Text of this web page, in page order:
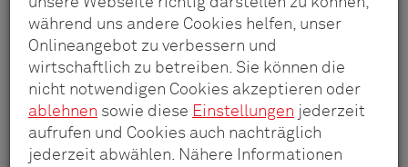
während uns andere Cookies helfen, unser
Onlineangebot zu verbessern und
wirtschaftlich zu betreiben. Sie können die
nicht notwendigen Cookies akzeptieren oder
ablehnen sowie diese Einstellungen jederzeit
aufrufen und Cookies auch nachträglich
jederzeit abwählen. Nähere Informationen
&
Co.